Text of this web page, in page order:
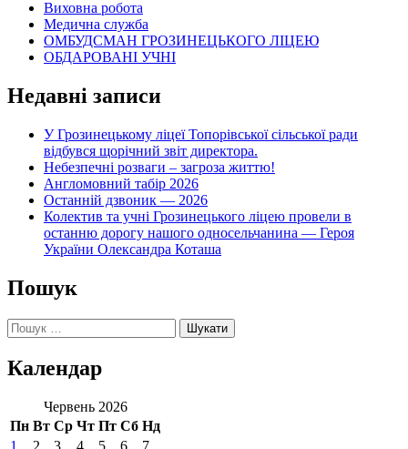
Виховна робота
Медична служба
ОМБУДСМАН ГРОЗИНЕЦЬКОГО ЛІЦЕЮ
ОБДАРОВАНІ УЧНІ
Недавні записи
У Грозинецькому ліцеї Топорівської сільської ради
відбувся щорічний звіт директора.
Небезпечні розваги – загроза життю!
Англомовний табір 2026
Останній дзвоник — 2026
Колектив та учні Грозинецького ліцею провели в
останню дорогу нашого односельчанина — Героя
України Олександра Коташа
Пошук
Пошук:
Календар
Червень 2026
Пн Вт Ср Чт Пт Сб Нд
1
2 3 4 5 6 7